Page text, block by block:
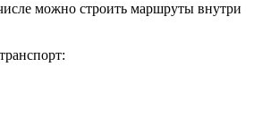
можно строить маршруты внутри